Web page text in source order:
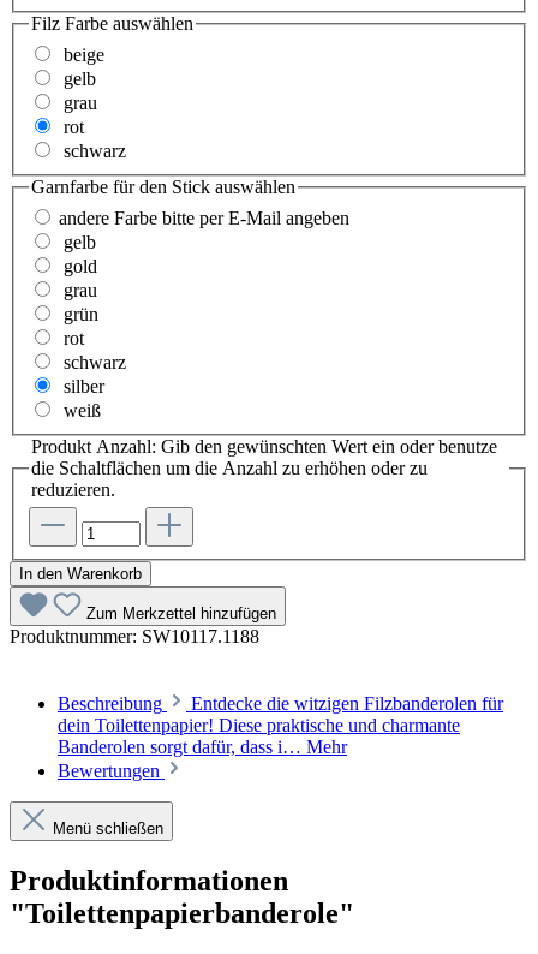
Filz Farbe auswählen
beige
gelb
grau
rot
schwarz
Garnfarbe für den Stick auswählen
andere Farbe bitte per E-Mail angeben
gelb
gold
grau
grün
rot
schwarz
silber
weiß
Produkt Anzahl: Gib den gewünschten Wert ein oder benutze
die Schaltflächen um die Anzahl zu erhöhen oder zu
reduzieren.
In den Warenkorb
Zum Merkzettel hinzufügen
Produktnummer: SW10117.1188
Beschreibung
Entdecke die witzigen Filzbanderolen für
dein Toilettenpapier! Diese praktische und charmante
Banderolen sorgt dafür, dass i… Mehr
Bewertungen
Menü schließen
Produktinformationen
"Toilettenpapierbanderole"